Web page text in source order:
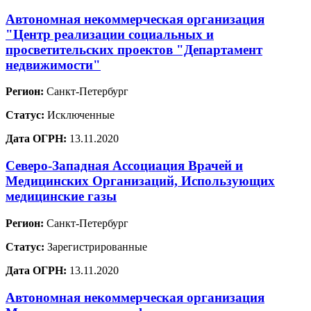
Автономная некоммерческая организация
"Центр реализации социальных и
просветительских проектов "Департамент
недвижимости"
Регион: Санкт-Петербург
Статус: Исключенные
Дата ОГРН: 13.11.2020
Северо-Западная Ассоциация Врачей и
Медицинских Организаций, Использующих
медицинские газы
Регион: Санкт-Петербург
Статус: Зарегистрированные
Дата ОГРН: 13.11.2020
Автономная некоммерческая организация